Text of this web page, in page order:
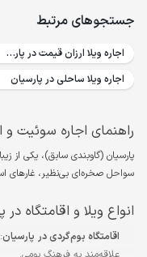
جستجوهای مرتبط
اجاره ویلا ارزان قیمت در پارسیان
اجاره ویلا ساحلی در پارسیان
راهنمای اجاره سوئیت و
پارسیان (گاوبندی سابق)، یکی از
سواحل صخره‌ای بی‌نظیر، غارهای
انواع ویلا و اقامتگاه در
اقامتگاه بوم‌گردی در پارسیان